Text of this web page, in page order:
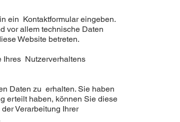
ein Kontaktformular eingeben.
vor allem technische Daten
Website betreten.
Ihres Nutzerverhaltens
Daten zu erhalten. Sie haben
erteilt haben, können Sie diese
Verarbeitung Ihrer